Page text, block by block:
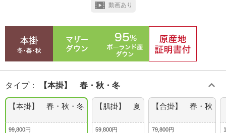
動画あり
タイプ： 【本掛】 春・秋・冬
【本掛】 春・秋・冬
99,800円
【肌掛】 夏
59,800円
【合掛】 春・秋
79,800円